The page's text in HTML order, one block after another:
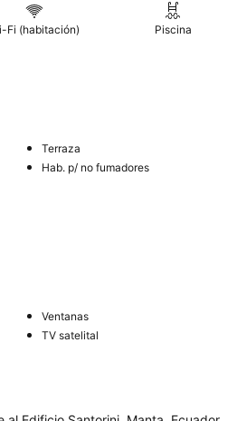
Fi (habitación) Piscina
Terraza
Hab. p/ no fumadores
Ventanas
TV satelital